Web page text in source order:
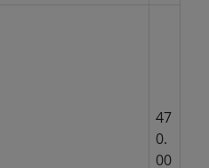
47
0.
00